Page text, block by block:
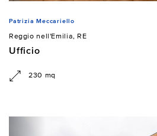
Patrizia Meccariello
Reggio nell'Emilia, RE
Ufficio
230 mq